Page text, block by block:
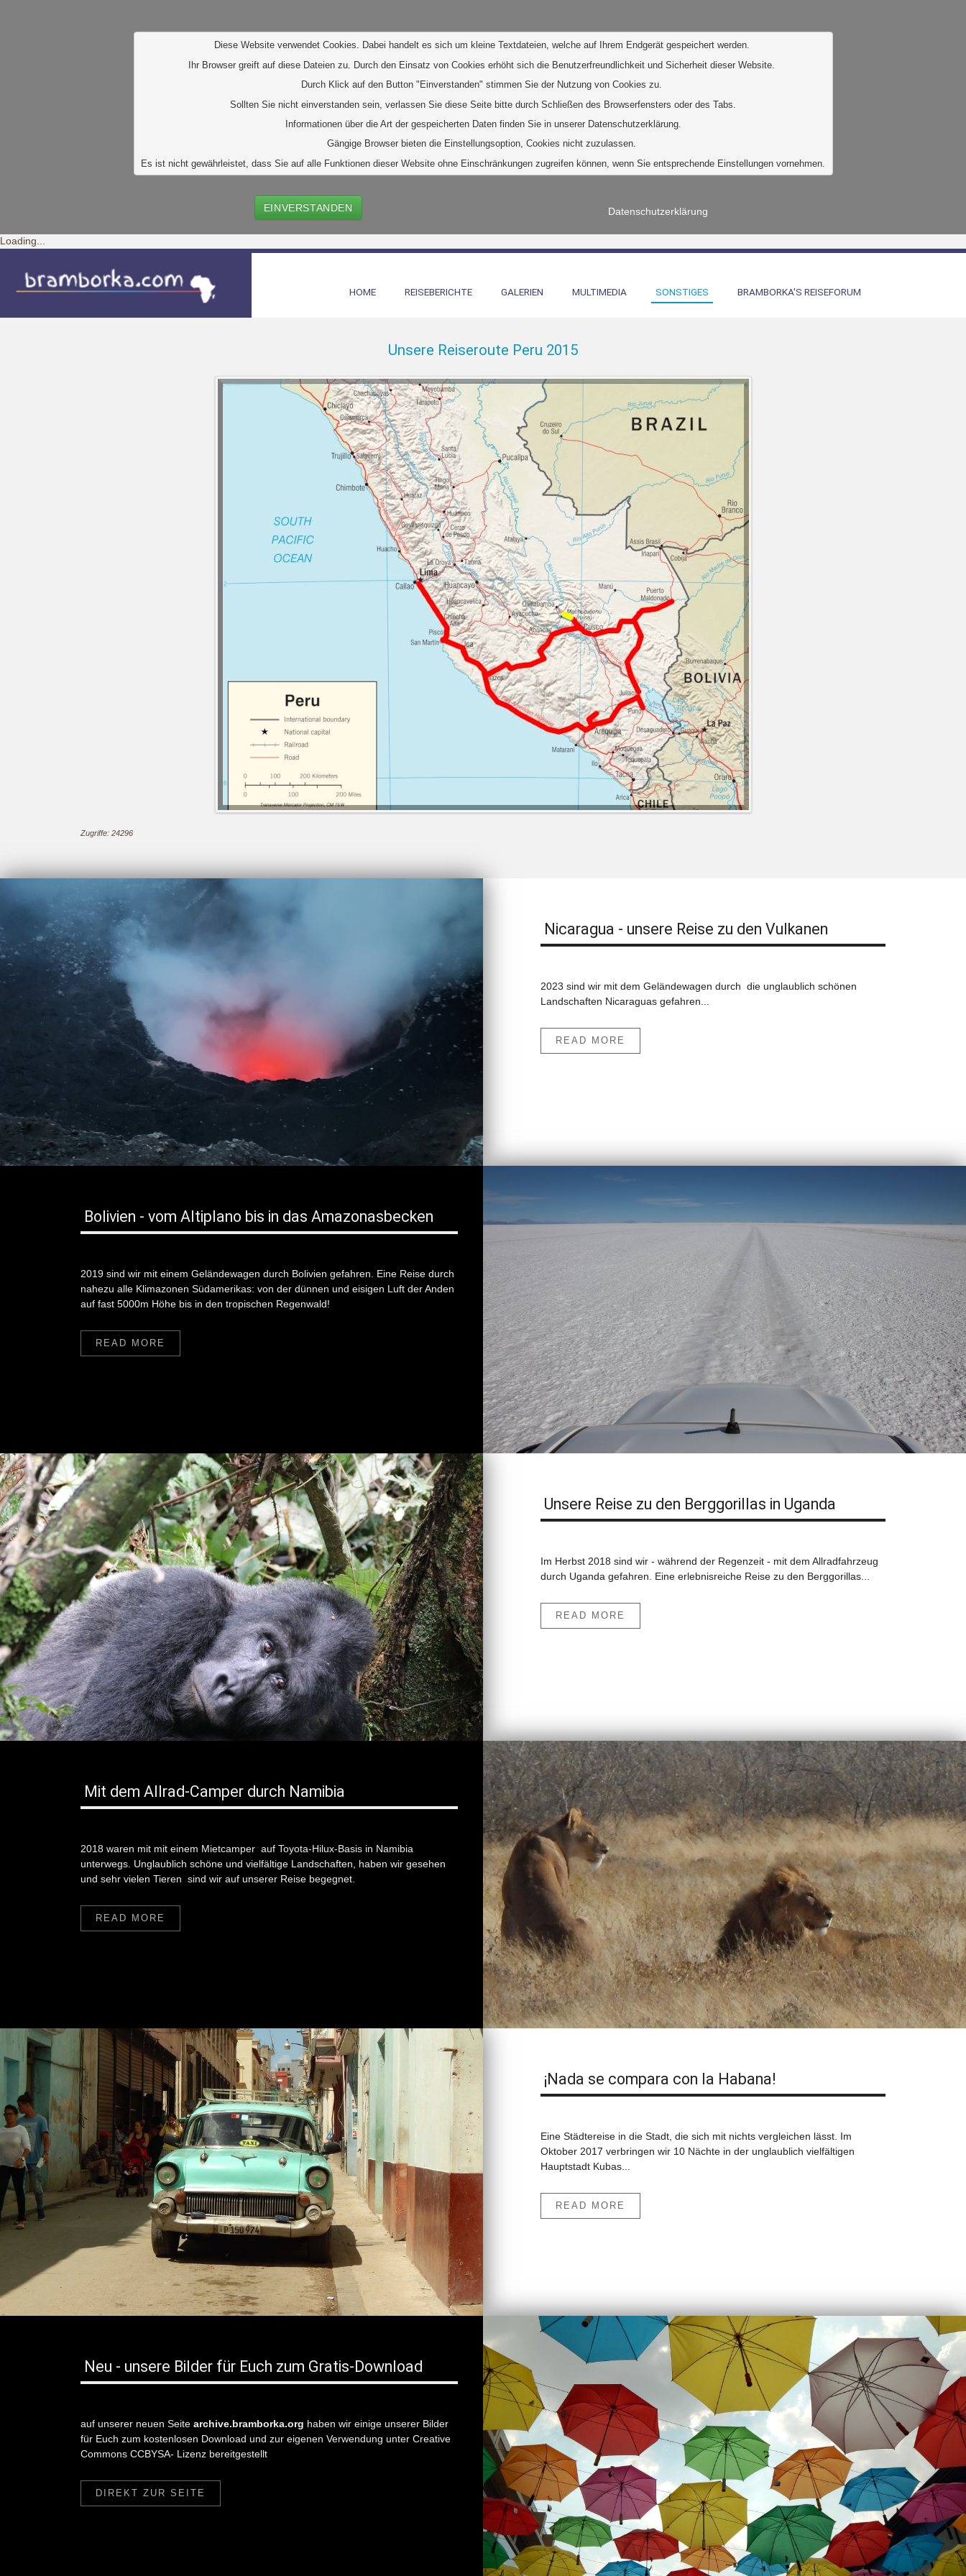
Diese Website verwendet Cookies. Dabei handelt es sich um kleine Textdateien, welche auf Ihrem Endgerät gespeichert werden.
Ihr Browser greift auf diese Dateien zu. Durch den Einsatz von Cookies erhöht sich die Benutzerfreundlichkeit und Sicherheit dieser Website.
Durch Klick auf den Button "Einverstanden" stimmen Sie der Nutzung von Cookies zu.
Sollten Sie nicht einverstanden sein, verlassen Sie diese Seite bitte durch Schließen des Browserfensters oder des Tabs.
Informationen über die Art der gespeicherten Daten finden Sie in unserer Datenschutzerklärung.
Gängige Browser bieten die Einstellungsoption, Cookies nicht zuzulassen.
Es ist nicht gewährleistet, dass Sie auf alle Funktionen dieser Website ohne Einschränkungen zugreifen können, wenn Sie entsprechende Einstellungen vornehmen.
EINVERSTANDEN Datenschutzerklärung
Loading...
HOME REISEBERICHTE GALERIEN MULTIMEDIA SONSTIGES BRAMBORKA'S REISEFORUM
Unsere Reiseroute Peru 2015
Zugriffe: 24296
Nicaragua - unsere Reise zu den Vulkanen
2023 sind wir mit dem Geländewagen durch die unglaublich schönen
Landschaften Nicaraguas gefahren...
READ MORE
Bolivien - vom Altiplano bis in das Amazonasbecken
2019 sind wir mit einem Geländewagen durch Bolivien gefahren. Eine Reise durch
nahezu alle Klimazonen Südamerikas: von der dünnen und eisigen Luft der Anden
auf fast 5000m Höhe bis in den tropischen Regenwald!
READ MORE
Unsere Reise zu den Berggorillas in Uganda
Im Herbst 2018 sind wir - während der Regenzeit - mit dem Allradfahrzeug
durch Uganda gefahren. Eine erlebnisreiche Reise zu den Berggorillas...
READ MORE
Mit dem Allrad-Camper durch Namibia
2018 waren mit mit einem Mietcamper auf Toyota-Hilux-Basis in Namibia
unterwegs. Unglaublich schöne und vielfältige Landschaften, haben wir gesehen
und sehr vielen Tieren sind wir auf unserer Reise begegnet.
READ MORE
¡Nada se compara con la Habana!
Eine Städtereise in die Stadt, die sich mit nichts vergleichen lässt. Im
Oktober 2017 verbringen wir 10 Nächte in der unglaublich vielfältigen
Hauptstadt Kubas...
READ MORE
Neu - unsere Bilder für Euch zum Gratis-Download
auf unserer neuen Seite archive.bramborka.org haben wir einige unserer Bilder
für Euch zum kostenlosen Download und zur eigenen Verwendung unter Creative
Commons CCBYSA- Lizenz bereitgestellt
DIREKT ZUR SEITE